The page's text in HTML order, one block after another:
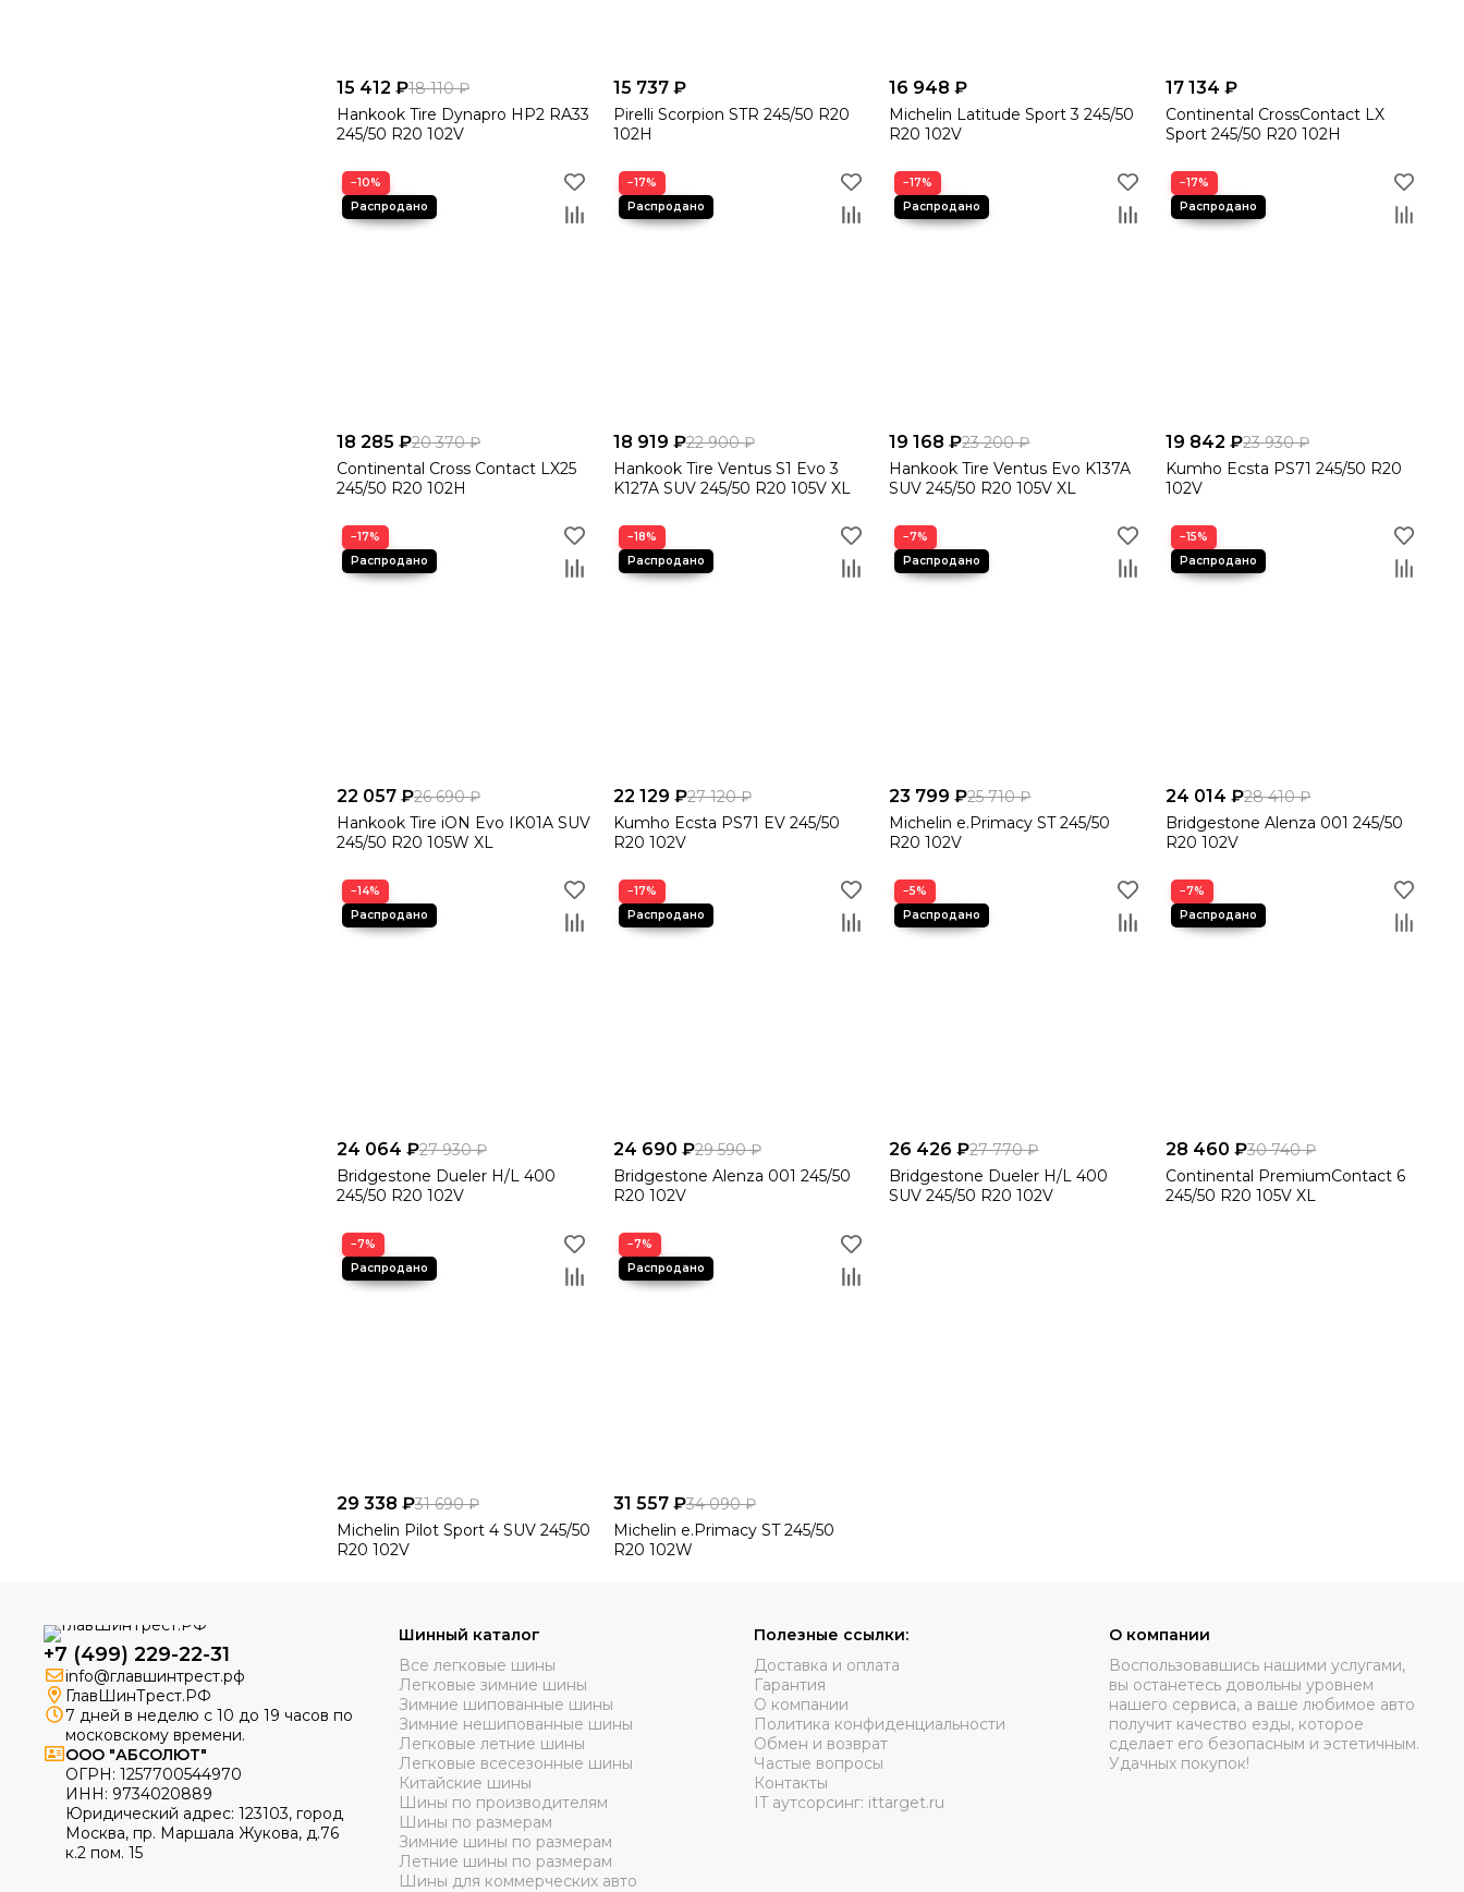
15 412 ₽18 110 ₽
Hankook Tire Dynapro HP2 RA33
245/50 R20 102V
15 737 ₽
Pirelli Scorpion STR 245/50 R20
102H
16 948 ₽
Michelin Latitude Sport 3 245/50
R20 102V
17 134 ₽
Continental CrossContact LX
Sport 245/50 R20 102H
−10%
18 285 ₽20 370 ₽
Continental Cross Contact LX25
245/50 R20 102H
−17%
18 919 ₽22 900 ₽
Hankook Tire Ventus S1 Evo 3
K127A SUV 245/50 R20 105V XL
−17%
19 168 ₽23 200 ₽
Hankook Tire Ventus Evo K137A
SUV 245/50 R20 105V XL
−17%
19 842 ₽23 930 ₽
Kumho Ecsta PS71 245/50 R20
102V
−17%
22 057 ₽26 690 ₽
Hankook Tire iON Evo IK01A SUV
245/50 R20 105W XL
−18%
22 129 ₽27 120 ₽
Kumho Ecsta PS71 EV 245/50
R20 102V
−7%
23 799 ₽25 710 ₽
Michelin e.Primacy ST 245/50
R20 102V
−15%
24 014 ₽28 410 ₽
Bridgestone Alenza 001 245/50
R20 102V
−14%
24 064 ₽27 930 ₽
Bridgestone Dueler H/L 400
245/50 R20 102V
−17%
24 690 ₽29 590 ₽
Bridgestone Alenza 001 245/50
R20 102V
−5%
26 426 ₽27 770 ₽
Bridgestone Dueler H/L 400
SUV 245/50 R20 102V
−7%
28 460 ₽30 740 ₽
Continental PremiumContact 6
245/50 R20 105V XL
−7%
29 338 ₽31 690 ₽
Michelin Pilot Sport 4 SUV 245/50
R20 102V
−7%
31 557 ₽34 090 ₽
Michelin e.Primacy ST 245/50
R20 102W
+7 (499) 229-22-31
info@главшинтрест.рф
ГлавШинТрест.РФ
7 дней в неделю с 10 до 19 часов по
московскому времени.
ООО "АБСОЛЮТ"
ОГРН: 1257700544970
ИНН: 9734020889
Юридический адрес: 123103, город
Москва, пр. Маршала Жукова, д.76
к.2 пом. 15
Шинный каталог
Все легковые шины
Легковые зимние шины
Зимние шипованные шины
Зимние нешипованные шины
Легковые летние шины
Легковые всесезонные шины
Китайские шины
Шины по производителям
Шины по размерам
Зимние шины по размерам
Летние шины по размерам
Шины для коммерческих авто
Полезные ссылки:
Доставка и оплата
Гарантия
О компании
Политика конфиденциальности
Обмен и возврат
Частые вопросы
Контакты
IT аутсорсинг: ittarget.ru
О компании
Воспользовавшись нашими услугами,
вы останетесь довольны уровнем
нашего сервиса, а ваше любимое авто
получит качество езды, которое
сделает его безопасным и эстетичным.
Удачных покупок!